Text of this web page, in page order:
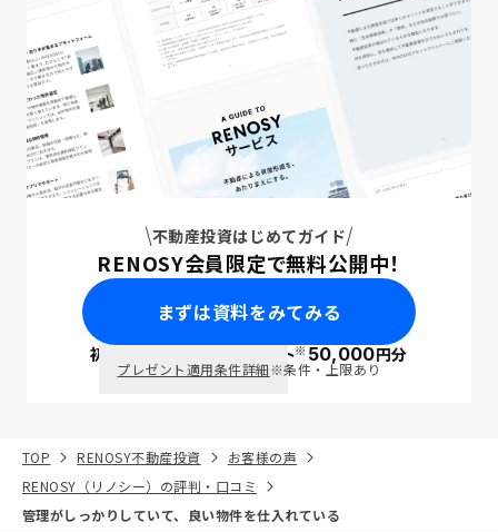
不動産投資はじめてガイド
RENOSY会員限定で無料公開中！
まずは資料をみてみる
初回面談で ポイント※50,000円分
プレゼント適用条件詳細※条件・上限あり
TOP RENOSY不動産投資
お客様の声
RENOSY（リノシー）の評判・口コミ
管理がしっかりしていて、良い物件を仕入れている